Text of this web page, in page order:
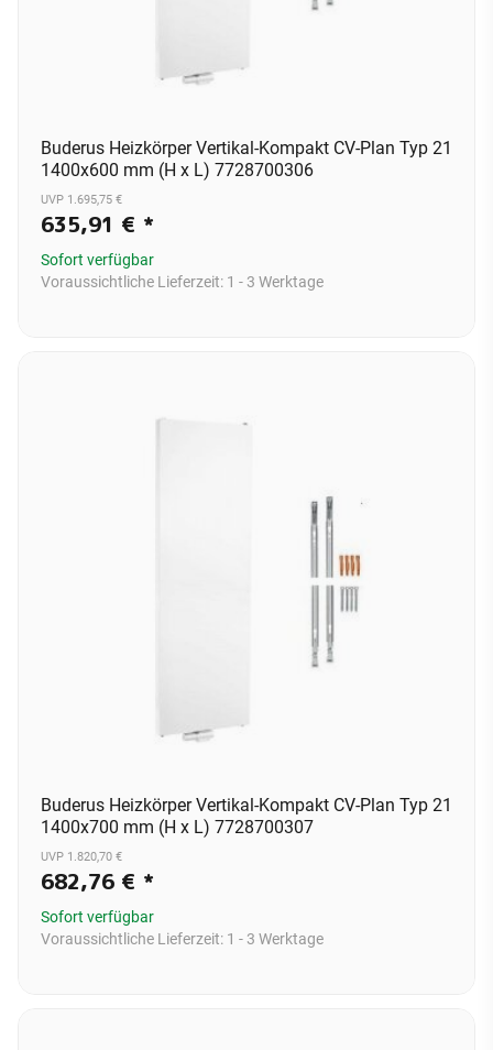
Buderus Heizkörper Vertikal-Kompakt CV-Plan Typ 21
1400x600 mm (H x L) 7728700306
UVP 1.695,75 €
635,91 € *
Sofort verfügbar
Voraussichtliche Lieferzeit: 1 - 3 Werktage
Buderus Heizkörper Vertikal-Kompakt CV-Plan Typ 21
1400x700 mm (H x L) 7728700307
UVP 1.820,70 €
682,76 € *
Sofort verfügbar
Voraussichtliche Lieferzeit: 1 - 3 Werktage